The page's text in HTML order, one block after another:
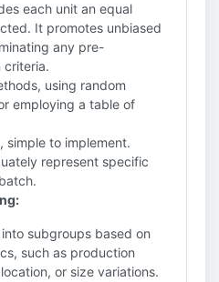
each unit an equal
It promotes unbiased
any pre-
criteria.
using random
employing a table of
simple to implement.
represent specific
subgroups based on
such as production
or size variations.